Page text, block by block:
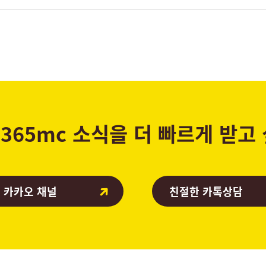
365mc 소식을 더 빠르게 받고
카오 채널 친절한 카톡상담